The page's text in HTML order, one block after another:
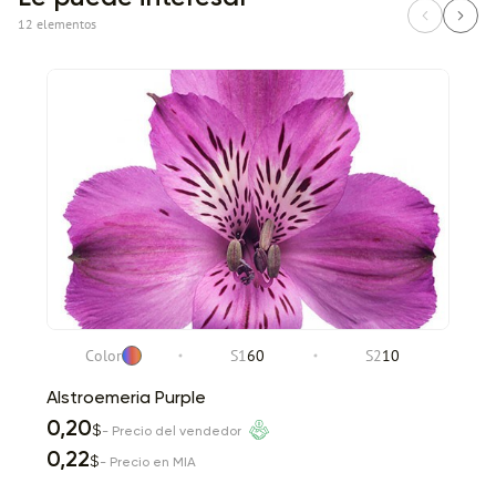
12 elementos
Color S160 S210
Alstroemeria Purple
0,20$- Precio del vendedor
0,22$- Precio en MIA